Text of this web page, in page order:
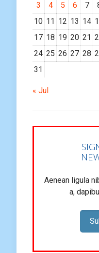
3
4 5 6 7
10 11 12 13 14
17 18 19 20 21
24 25 26 27 28
31
« Jul
Aenean ligula
a,